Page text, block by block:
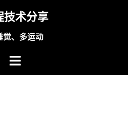
技术分享
觉、多运动